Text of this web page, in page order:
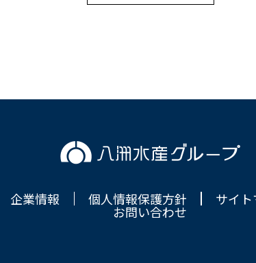
企業情報 個人情報保護方針 サイ
お問い合わせ